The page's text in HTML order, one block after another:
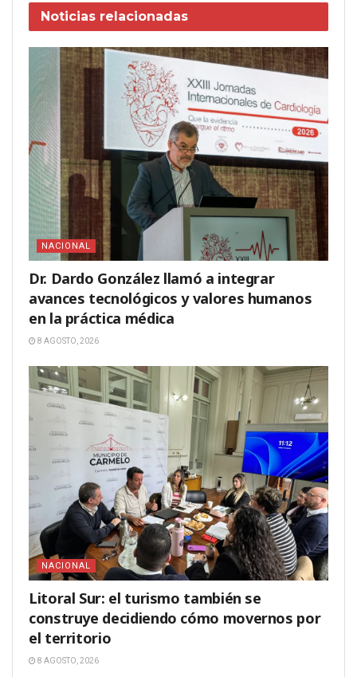
Noticias relacionadas
NACIONAL
Dr. Dardo González llamó a integrar
avances tecnológicos y valores humanos
en la práctica médica
8 AGOSTO, 2026
NACIONAL
Litoral Sur: el turismo también se
construye decidiendo cómo movernos por
el territorio
8 AGOSTO, 2026